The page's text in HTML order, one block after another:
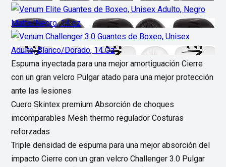
Espuma inyectada para una mejor amortiguación Cierre
con un gran velcro Pulgar atado para una mejor protección
ante las lesiones
Cuero Skintex premium Absorción de choques
imcomparables Mesh thermo regulador Costuras
reforzadas
Triple densidad de espuma para una mejor absorción del
impacto Cierre con un gran velcro Challenger 3.0 Pulgar